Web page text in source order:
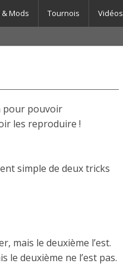
Mods Tournois Vidéos
pour pouvoir
les reproduire !
simple de deux tricks
mais le deuxième l’est.
le deuxième ne l’est pas.